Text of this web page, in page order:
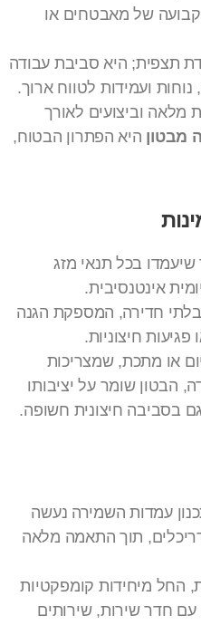
קבועה של מאבטחים או
תצפית; היא סביבת עבודה
ועמידות לטווח ארוך.
וביצועים לאורך
מבטון היא הפתרון הבטוח,
בכל תנאי מזג
אינטנסיבית.
חדירה, המספקת הגנה
חיצוניות.
או מתכת, שמצריכות
הבטון שומר על יציבותו
בסביבה חיצונית חשופה.
עמדות השמירה נעשה
תוך התאמה מלאה
החל מיחידות קומפקטיות
עם חדר שירות, שירותים